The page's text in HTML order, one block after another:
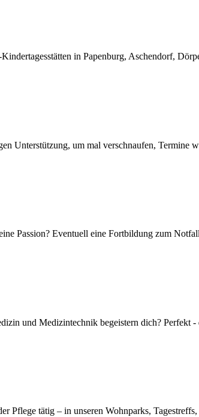
in Papenburg, Aschendorf,
Unterstützung, um mal verschnaufen, Termine
Passion? Eventuell eine Fortbildung zum
und Medizintechnik begeistern dich? Perfekt
tätig – in unseren Wohnparks,